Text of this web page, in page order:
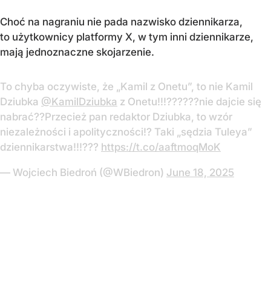
Choć na nagraniu nie pada nazwisko dziennikarza,
to użytkownicy platformy X, w tym inni dziennikarze,
mają jednoznaczne skojarzenie.
To chyba oczywiste, że „Kamil z Onetu”, to nie Kamil
Dziubka @KamilDziubka z Onetu!!!??????nie dajcie się
nabrać??Przecież pan redaktor Dziubka, to wzór
niezależności i apolityczności!? Taki „sędzia Tuleya”
dziennikarstwa!!!??? https://t.co/aaftmoqMoK
— Wojciech Biedroń (@WBiedron) June 18, 2025